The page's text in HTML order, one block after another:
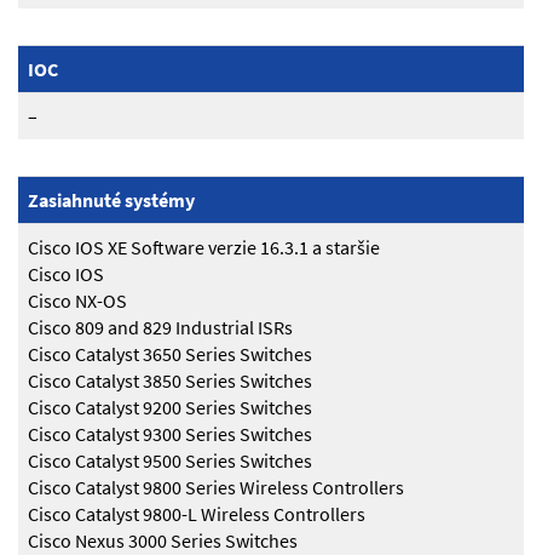
IOC
–
Zasiahnuté systémy
Cisco IOS XE Software verzie 16.3.1 a staršie
Cisco IOS
Cisco NX-OS
Cisco 809 and 829 Industrial ISRs
Cisco Catalyst 3650 Series Switches
Cisco Catalyst 3850 Series Switches
Cisco Catalyst 9200 Series Switches
Cisco Catalyst 9300 Series Switches
Cisco Catalyst 9500 Series Switches
Cisco Catalyst 9800 Series Wireless Controllers
Cisco Catalyst 9800-L Wireless Controllers
Cisco Nexus 3000 Series Switches